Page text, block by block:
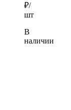
₽/
шт
В
наличии